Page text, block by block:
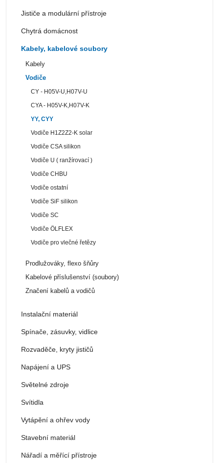
Jističe a modulární přístroje
Chytrá domácnost
Kabely, kabelové soubory
Kabely
Vodiče
CY - H05V-U,H07V-U
CYA - H05V-K,H07V-K
YY, CYY
Vodiče H1Z2Z2-K solar
Vodiče CSA silikon
Vodiče U ( ranžírovací )
Vodiče CHBU
Vodiče ostatní
Vodiče SiF silikon
Vodiče SC
Vodiče ÖLFLEX
Vodiče pro vlečné řetězy
Prodlužováky, flexo šňůry
Kabelové příslušenství (soubory)
Značení kabelů a vodičů
Instalační materiál
Spínače, zásuvky, vidlice
Rozvaděče, kryty jističů
Napájení a UPS
Světelné zdroje
Svítidla
Vytápění a ohřev vody
Stavební materiál
Nářadí a měřící přístroje